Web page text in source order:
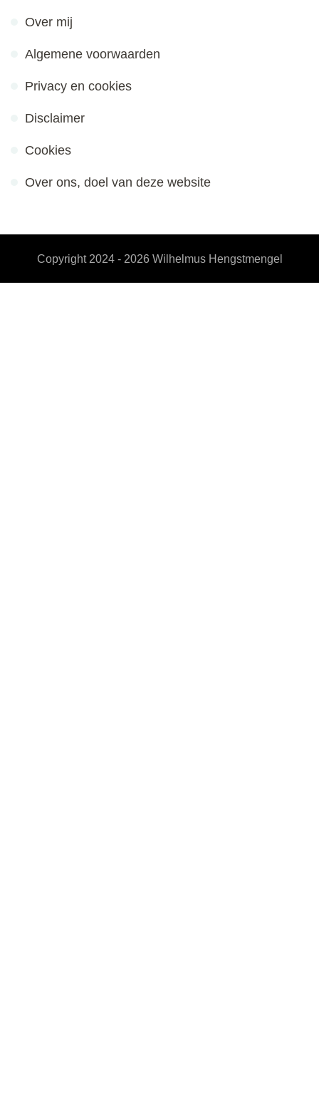
Over mij
Algemene voorwaarden
Privacy en cookies
Disclaimer
Cookies
Over ons, doel van deze website
Copyright 2024 - 2026 Wilhelmus Hengstmengel